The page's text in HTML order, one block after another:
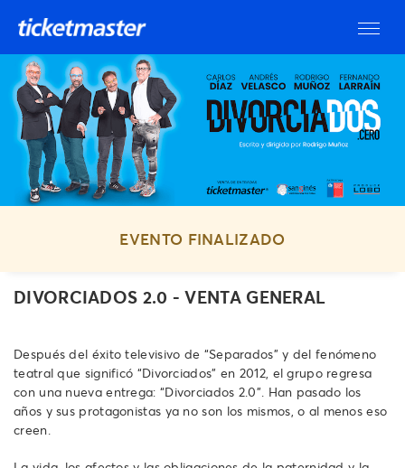
EVENTO FINALIZADO
DIVORCIADOS 2.0 - VENTA GENERAL
Después del éxito televisivo de “Separados” y del fenómeno
teatral que significó “Divorciados” en 2012, el grupo regresa
con una nueva entrega: “Divorciados 2.0”. Han pasado los
años y sus protagonistas ya no son los mismos, o al menos eso
creen.